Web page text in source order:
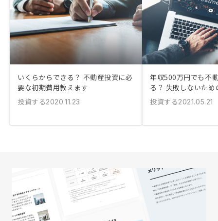
いくらからできる？ 不動産投資に必
要な初期費用教えます
投資する2020.11.23
年収500万円でも不
る？ 失敗しないた
投資する2021.05.21